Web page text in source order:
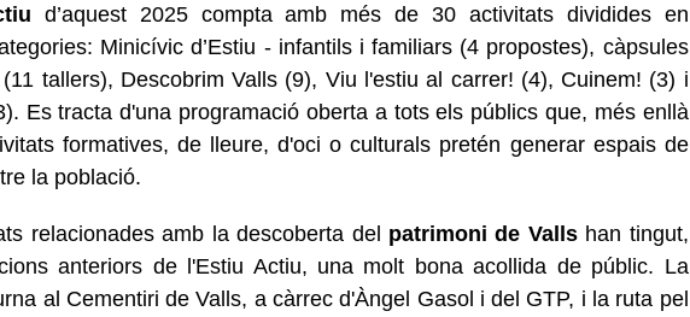
d’aquest 2025 compta amb més de 30 activitats dividides en
Minicívic d’Estiu - infantils i familiars (4 propostes), càpsules
tallers), Descobrim Valls (9), Viu l'estiu al carrer! (4), Cuinem! (3) i
Es tracta d'una programació oberta a tots els públics que, més enllà
formatives, de lleure, d'oci o culturals pretén generar espais de
la població.
relacionades amb la descoberta del patrimoni de Vallshan tingut,
anteriors de l'Estiu Actiu, una molt bona acollida de públic. La
al Cementiri de Valls, a càrrec d'Àngel Gasol i del GTP, i la ruta pel